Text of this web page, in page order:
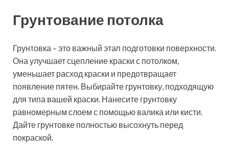
Грунтование потолка
Грунтовка – это важный этап подготовки поверхности.
Она улучшает сцепление краски с потолком,
уменьшает расход краски и предотвращает
появление пятен. Выбирайте грунтовку, подходящую
для типа вашей краски. Нанесите грунтовку
равномерным слоем с помощью валика или кисти.
Дайте грунтовке полностью высохнуть перед
покраской.